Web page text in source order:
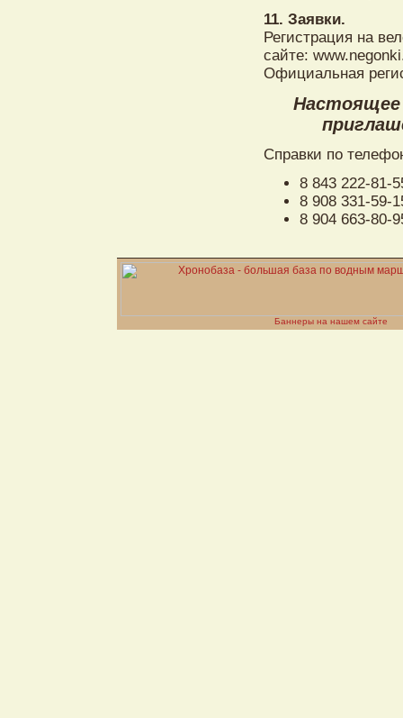
11. Заявки.
Регистрация на
сайте:
Официальная
Настоящее
Справки по
8 843 222-81-
8 908 331-59-
8 904 663-80-
Баннеры на нашем сайте